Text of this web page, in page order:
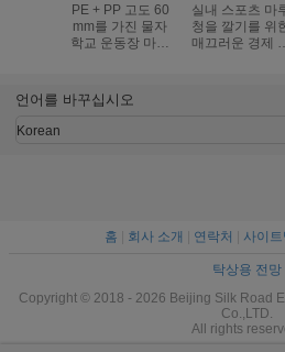
PE + PP 고도 60
mm를 가진 물자
학교 운동장 마루
실내 스포츠 마
청을 깔기를 위
매끄러운 경제
언어를 바꾸십시오
Korean
홈 회사 소개 연락처 사이트
탁상용 전망
Copyright © 2018 - 2026 Beijing Silk Road
Co.,LTD.
All rights